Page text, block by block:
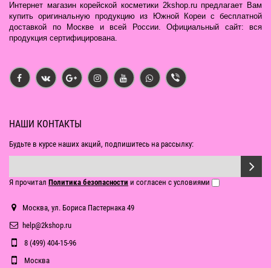
Интернет магазин корейской косметики 2kshop.ru предлагает Вам
купить оригинальную продукцию из Южной Кореи с бесплатной
доставкой по Москве и всей России. Официальный сайт: вся
продукция сертифицирована.
НАШИ КОНТАКТЫ
Будьте в курсе наших акций, подпишитесь на рассылку:
Я прочитал Политика безопасности и согласен с условиями
Москва, ул. Бориса Пастернака 49
help@2kshop.ru
8 (499) 404-15-96
Москва